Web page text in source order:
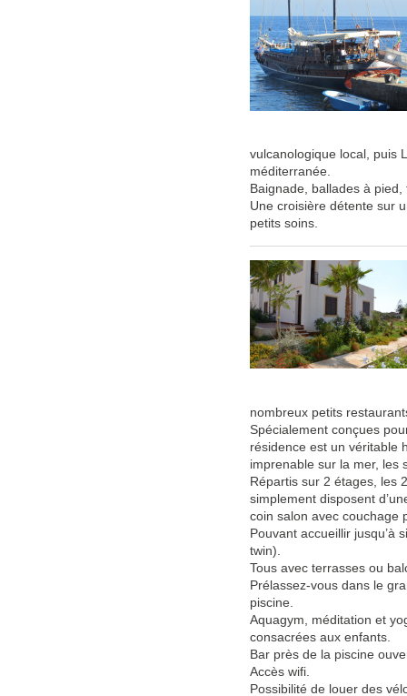
vulcanologique local, puis
méditerranée.
Baignade, ballades à
Une croisière détente sur
petits soins.
nombreux petits
Spécialement conçues
résidence est un véritable
imprenable sur la mer, les
Répartis sur 2 étages, les
simplement disposent
coin salon avec couchage
Pouvant accueillir jusqu’à
twin).
Tous avec terrasses ou
Prélassez-vous dans le
piscine.
Aquagym, méditation et
consacrées aux enfants.
Bar près de la piscine
Accès wifi.
Possibilité de louer des